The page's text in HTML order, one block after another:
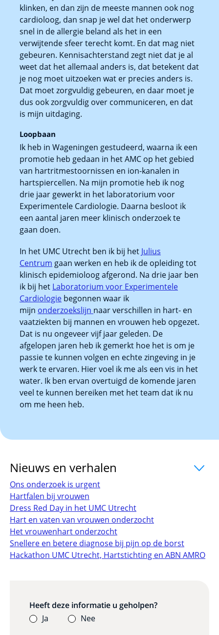
klinken, en dan zijn de meeste mannen ook nog
cardioloog, dan snap je wel dat het onderwerp
snel in de allergie beland als het in een
verwijtende sfeer terecht komt. En dat mag niet
gebeuren. Kennisachterstand zegt niet dat je al
weet dat het allemaal anders is, dat betekent dat
je nog moet uitzoeken wat er precies anders is.
Dat moet zorgvuldig gebeuren, en daar moet je
dus ook zorgvuldig over communiceren, en dat
is mijn uitdaging.
Loopbaan
Ik heb in Wageningen gestudeerd, waarna ik een
promotie heb gedaan in het AMC op het gebied
van hartritmestoornissen en ion-kanalen in
hartspiercellen. Na mijn promotie heb ik nog
drie jaar gewerkt in het laboratorium voor
Experimentele Cardiologie. Daarna besloot ik
een aantal jaren meer klinisch onderzoek te
gaan doen.
In het UMC Utrecht ben ik bij het Julius
Centrum gaan werken en heb ik de opleiding tot
klinisch epidemioloog afgerond. Na drie jaar ben
ik bij het Laboratorium voor Experimentele
Cardiologie begonnen waar ik
mijn onderzoekslijn naar verschillen in hart- en
vaatziekten bij mannen en vrouwen heb opgezet.
Dat is nu ongeveer vijf jaar geleden. De
afgelopen jaren heb ik gemerkt hoe het is om je
passie te kunnen volgen en echte zingeving in je
werk te ervaren. Hier voel ik me als een vis in het
water. Ik ben ervan overtuigd de komende jaren
veel te kunnen bereiken met het team dat ik nu
om me heen heb.
Nieuws en verhalen uitklapper, klik
Ons onderzoek is urgent
Hartfalen bij vrouwen
Dress Red Day in het UMC Utrecht
Hart en vaten van vrouwen onderzocht
Het vrouwenhart onderzocht
Snellere en betere diagnose bij pijn op de borst
Hackathon UMC Utrecht, Hartstichting en ABN AMRO
Heeft deze informatie u geholpen?
Ja
Nee